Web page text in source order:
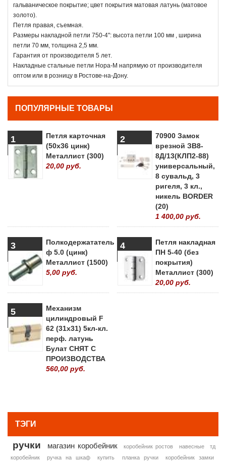
гальваническое покрытие; цвет покрытия матовая латунь (матовое
золото).
Петля правая, съемная.
Размеры накладной петли 750-4": высота петли 100 мм , ширина
петли 70 мм, толщина 2,5 мм.
Гарантия от производителя 5 лет.
Накладные стальные петли Нора-М напрямую от производителя
оптом или в розницу в Ростове-на-Дону.
ПОПУЛЯРНЫЕ ТОВАРЫ
1
Петля карточная
(50х36 цинк)
Металлист (300)
20,00 руб.
2
70900 Замок
врезной ЗВ8-
8Д/13(КЛП2-88)
универсальный,
8 сувальд, 3
ригеля, 3 кл.,
никель BORDER
(20)
1 400,00 руб.
3
Полкодержататель
ф 5.0 (цинк)
Металлист (1500)
5,00 руб.
4
Петля накладная
ПН 5-40 (без
покрытия)
Металлист (300)
20,00 руб.
5
Механизм
цилиндровый F
62 (31х31) 5кл-кл.
перф. латунь
Булат СНЯТ С
ПРОИЗВОДСТВА
560,00 руб.
ТЭГИ
ручки магазин коробейник коробейник ростов навесные
тд
коробейник
ручка на шкаф купить планка ручки
коробейник замки